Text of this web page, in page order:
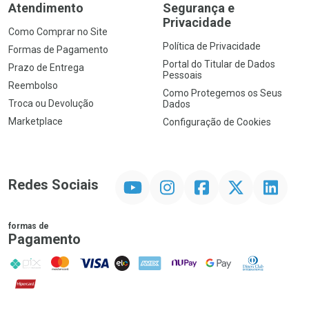
Atendimento
Como Comprar no Site
Formas de Pagamento
Prazo de Entrega
Reembolso
Troca ou Devolução
Marketplace
Segurança e
Privacidade
Política de Privacidade
Portal do Titular de Dados
Pessoais
Como Protegemos os Seus
Dados
Configuração de Cookies
Redes Sociais InstagramFacebookTwitter Linkedin
formas de
Pagamento
PIX MasterCard
VISA ELO AMEX NuPay Google PayDiners Club
Hipercard